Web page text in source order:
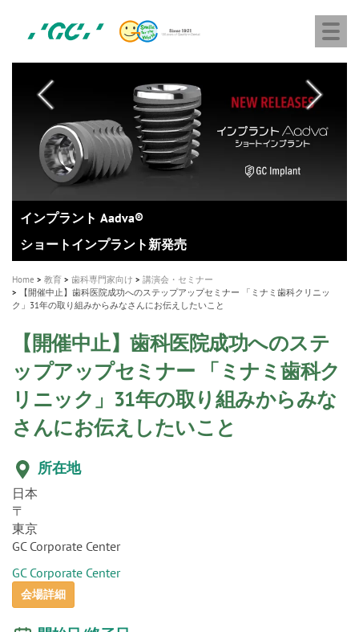
A healthy smile greatly contributes to your quality of life
新発売 エバーエックス フロー
製品の詳細情報はこちら
「セラスマート テクノロジーブック」公開
「イニシャル LiSi（リジ）ブロック テクノロジーブッ
ク」公開
歯を内部まで白くする
医療ホワイトニング ティオン®
新製品 イオム ナゴミ for DH
専用サイトはこちら
新製品バキュクレーブ 118 / 318 Prime
製品の詳細情報はこちら
インプラント Aadva®
ショートインプラント新発売
GCグループ企業
Home 教育 歯科専門家向け
講演会・セミナー
【開催中止】歯科医院成功へのステップアップセミナー 「ミナミ歯科クリニッ
ク」31年の取り組みからみなさんにお伝えしたいこと
【開催中止】歯科医院成功へのステ
ップアップセミナー 「ミナミ歯科ク
リニック」31年の取り組みからみな
さんにお伝えしたいこと
所在地
日本
〒
東京
GC Corporate Center
GC Corporate Center
会場詳細